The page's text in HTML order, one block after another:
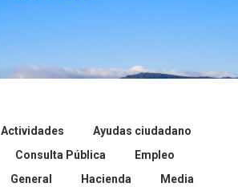
Actividades
Ayudas ciudadano
Consulta Pública
Empleo
General Hacienda
Media